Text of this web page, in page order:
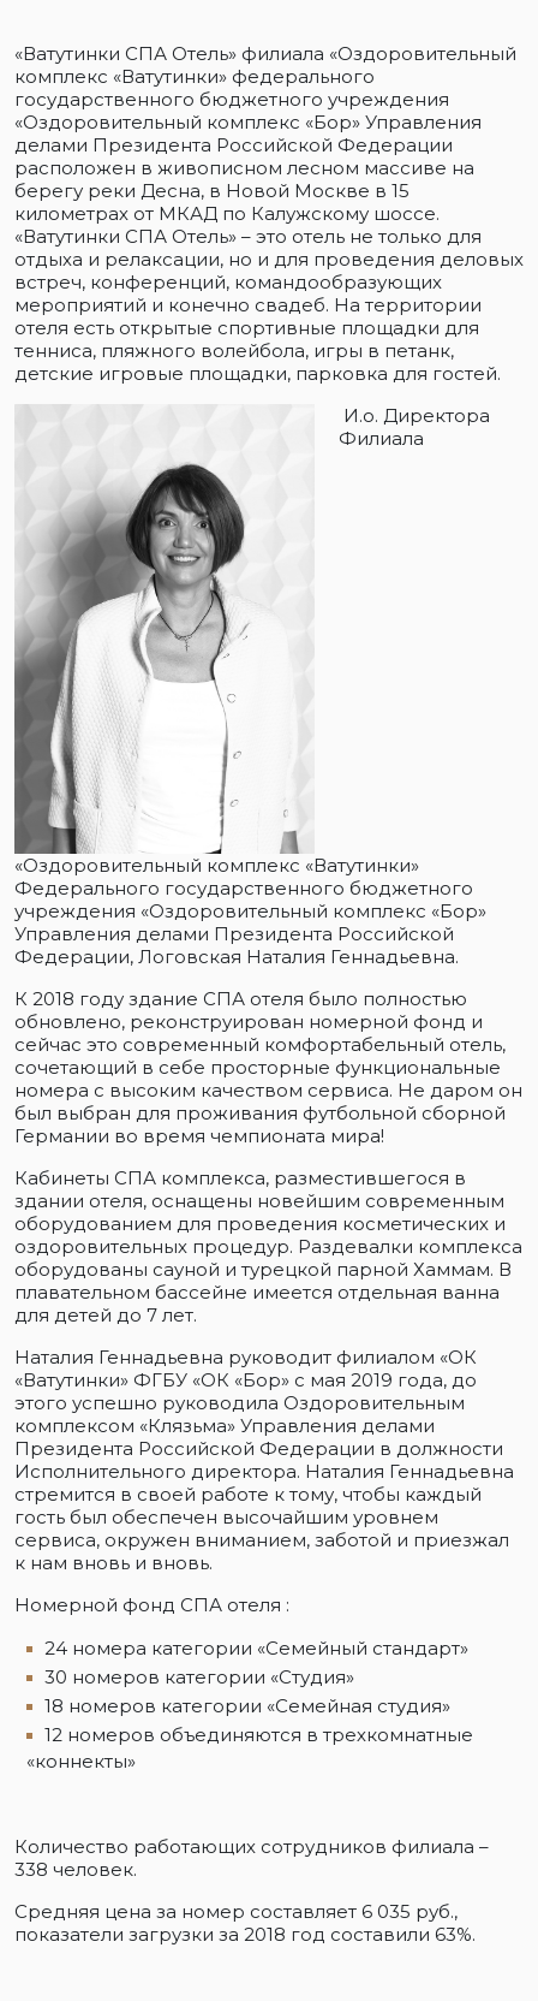
«Ватутинки СПА Отель» филиала «Оздоровительный
комплекс «Ватутинки» федерального
государственного бюджетного учреждения
«Оздоровительный комплекс «Бор» Управления
делами Президента Российской Федерации
расположен в живописном лесном массиве на
берегу реки Десна, в Новой Москве в 15
километрах от МКАД по Калужскому шоссе.
«Ватутинки СПА Отель» – это отель не только для
отдыха и релаксации, но и для проведения деловых
встреч, конференций, командообразующих
мероприятий и конечно свадеб. На территории
отеля есть открытые спортивные площадки для
тенниса, пляжного волейбола, игры в петанк,
детские игровые площадки, парковка для гостей.
И.о. Директора
Филиала
«Оздоровительный комплекс «Ватутинки»
Федерального государственного бюджетного
учреждения «Оздоровительный комплекс «Бор»
Управления делами Президента Российской
Федерации, Логовская Наталия Геннадьевна.
К 2018 году здание СПА отеля было полностью
обновлено, реконструирован номерной фонд и
сейчас это современный комфортабельный отель,
сочетающий в себе просторные функциональные
номера с высоким качеством сервиса. Не даром он
был выбран для проживания футбольной сборной
Германии во время чемпионата мира!
Кабинеты СПА комплекса, разместившегося в
здании отеля, оснащены новейшим современным
оборудованием для проведения косметических и
оздоровительных процедур. Раздевалки комплекса
оборудованы сауной и турецкой парной Хаммам. В
плавательном бассейне имеется отдельная ванна
для детей до 7 лет.
Наталия Геннадьевна руководит филиалом «ОК
«Ватутинки» ФГБУ «ОК «Бор» с мая 2019 года, до
этого успешно руководила Оздоровительным
комплексом «Клязьма» Управления делами
Президента Российской Федерации в должности
Исполнительного директора. Наталия Геннадьевна
стремится в своей работе к тому, чтобы каждый
гость был обеспечен высочайшим уровнем
сервиса, окружен вниманием, заботой и приезжал
к нам вновь и вновь.
Номерной фонд СПА отеля :
24 номера категории «Семейный стандарт»
30 номеров категории «Студия»
18 номеров категории «Семейная студия»
12 номеров объединяются в трехкомнатные
«коннекты»
Количество работающих сотрудников филиала –
338 человек.
Средняя цена за номер составляет 6 035 руб.,
показатели загрузки за 2018 год составили 63%.